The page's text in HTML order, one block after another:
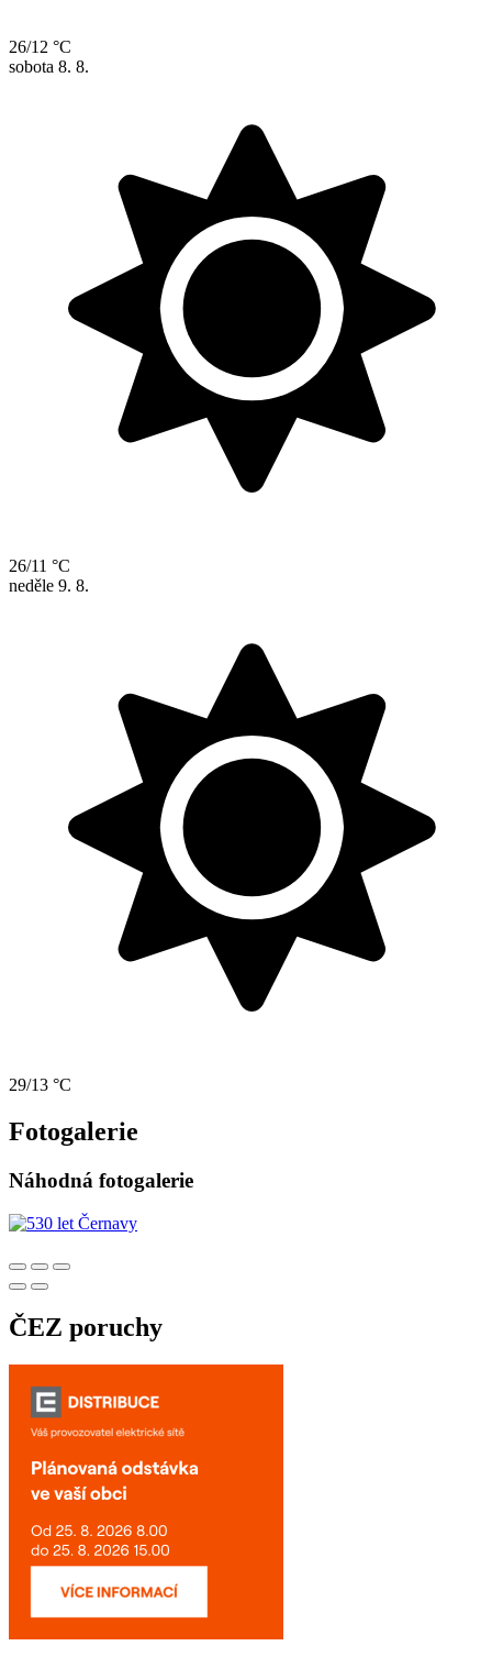
26/12 °C
sobota 8. 8.
26/11 °C
neděle 9. 8.
29/13 °C
Fotogalerie
Náhodná fotogalerie
ČEZ poruchy